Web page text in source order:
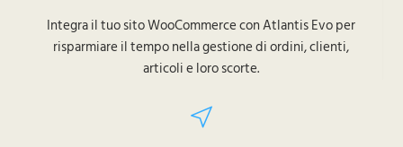
Integra il tuo sito WooCommerce con Atlantis Evo per
risparmiare il tempo nella gestione di ordini, clienti,
articoli e loro scorte.